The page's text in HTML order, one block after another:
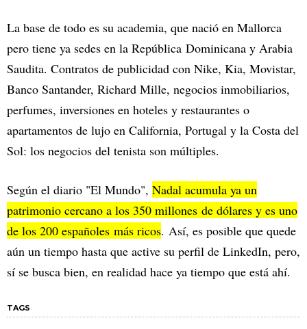
La base de todo es su academia, que nació en Mallorca
pero tiene ya sedes en la República Dominicana y Arabia
Saudita. Contratos de publicidad con Nike, Kia, Movistar,
Banco Santander, Richard Mille, negocios inmobiliarios,
perfumes, inversiones en hoteles y restaurantes o
apartamentos de lujo en California, Portugal y la Costa del
Sol: los negocios del tenista son múltiples.
Según el diario "El Mundo", Nadal acumula ya un
patrimonio cercano a los 350 millones de dólares y es uno
de los 200 españoles más ricos. Así, es posible que quede
aún un tiempo hasta que active su perfil de LinkedIn, pero,
sí se busca bien, en realidad hace ya tiempo que está ahí.
TAGS